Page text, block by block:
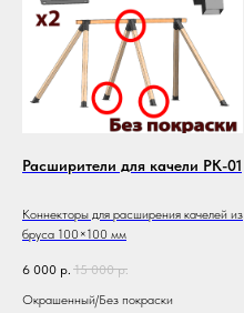
Расширители для качели РК-01
Коннекторы для расширения качелей из
бруса 100×100 мм
6 000 р. 15 000 р.
Окрашенный/Без покраски